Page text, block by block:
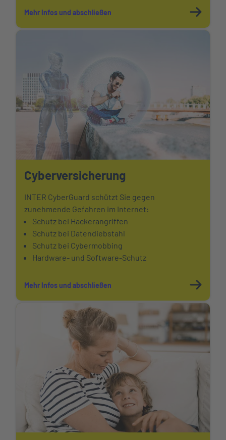
Mehr Infos und abschließen
Cyberversicherung
INTER CyberGuard schützt Sie gegen
zunehmende Gefahren im Internet:
Schutz bei Hackerangriffen
Schutz bei Datendiebstahl
Schutz bei Cybermobbing
Hardware- und Software-Schutz
Mehr Infos und abschließen